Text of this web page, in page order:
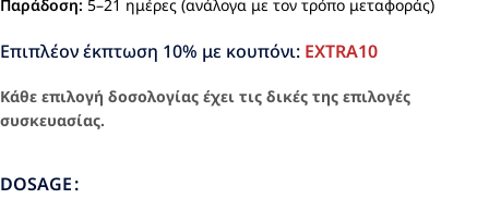
Παράδοση: 5–21 ημέρες (ανάλογα με τον τρόπο μεταφοράς)
Επιπλέον έκπτωση 10% με κουπόνι: EXTRA10
Κάθε επιλογή δοσολογίας έχει τις δικές της επιλογές
συσκευασίας.
DOSAGE